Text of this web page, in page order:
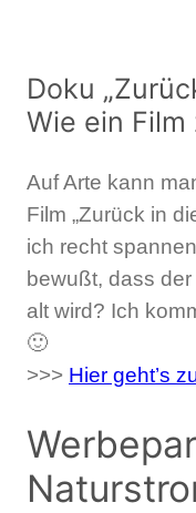
Doku
Wie ein
Auf Arte kann
Film „Zurück in
ich recht
bewußt, dass
alt wird? Ich
🙂
>>> Hier geht’s